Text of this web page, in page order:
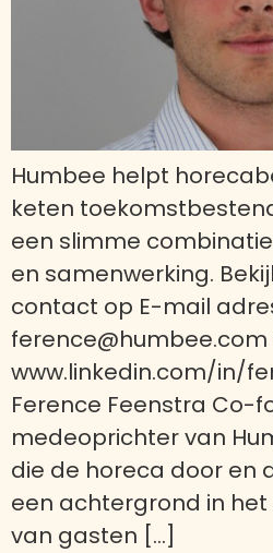
Humbee helpt
keten
een slimme
en samenwerking.
contact op E-mail
ference@humbee.com
www.linkedin.com/in/
Ference Feenstra Co-
medeoprichter van
die de horeca door en
een achtergrond in
van gasten […]